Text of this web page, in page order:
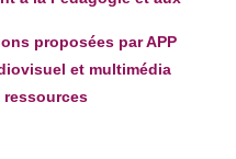
proposées par APP
et multimédia
ressources